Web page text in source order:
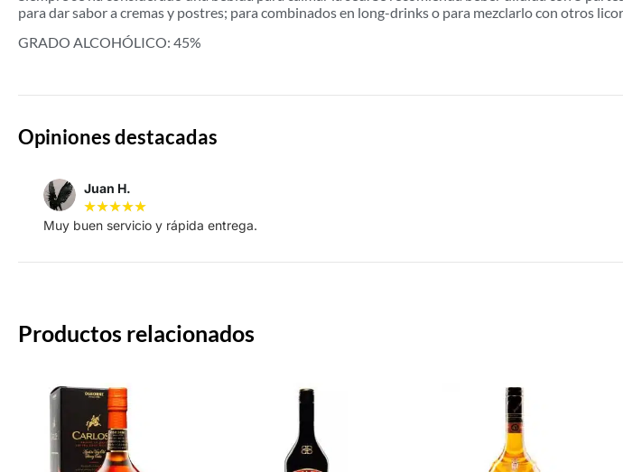
para dar sabor a cremas y postres; para combinados en long-drinks o para mezclarlo con otros
GRADO ALCOHÓLICO: 45%
Opiniones destacadas
Juan H.
★★★★★
Muy buen servicio y rápida entrega.
Productos relacionados